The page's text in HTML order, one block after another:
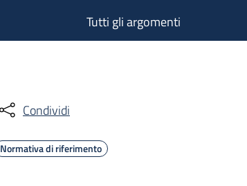
Tutti gli argomenti
Condividi
Normativa di riferimento